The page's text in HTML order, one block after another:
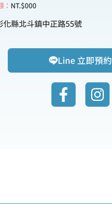
： NT.$000
化縣北斗鎮中正路55號
Line 立即預約